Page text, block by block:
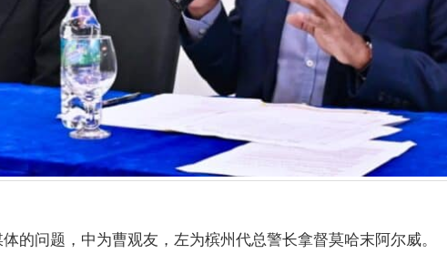
的问题，中为曹观友，左为槟州代总警长拿督莫哈末阿尔威。